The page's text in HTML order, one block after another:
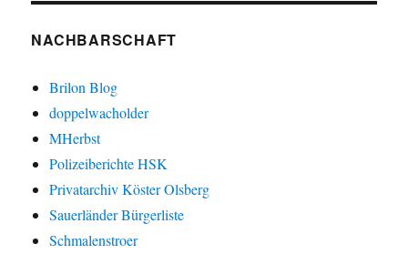
NACHBARSCHAFT
Brilon Blog
doppelwacholder
MHerbst
Polizeiberichte HSK
Privatarchiv Köster Olsberg
Sauerländer Bürgerliste
Schmalenstroer